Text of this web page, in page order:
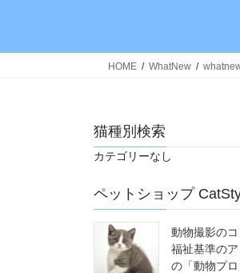
HOME WhatNew
猫種別検索
カテゴリーなし
ペットショップ
動物撮影の
福祉基準の
の「動物プ